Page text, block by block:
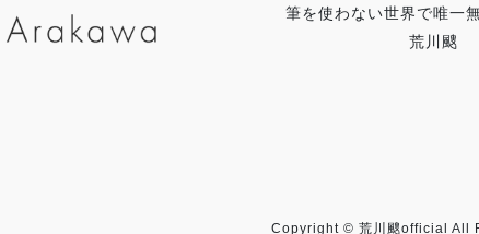
筆を使わない世界で唯一
荒川颼
Copyright © 荒川颼official All